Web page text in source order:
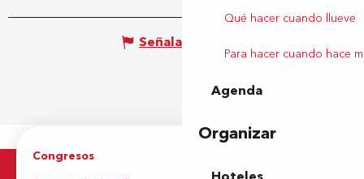
Qué hacer cuando llueve
Para hacer cuando hace
Agenda
Organizar
Señalar un error
Congresos